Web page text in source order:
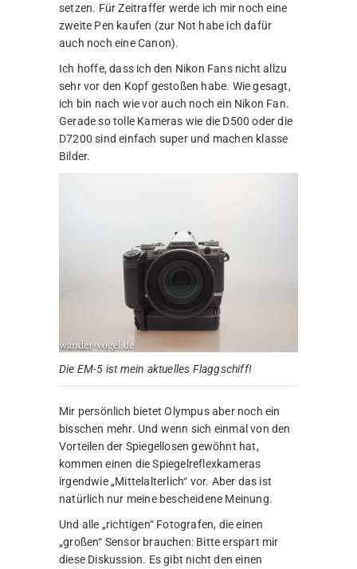
setzen. Für Zeitraffer werde ich mir noch eine
zweite Pen kaufen (zur Not habe ich dafür
auch noch eine Canon).
Ich hoffe, dass ich den Nikon Fans nicht allzu
sehr vor den Kopf gestoßen habe. Wie gesagt,
ich bin nach wie vor auch noch ein Nikon Fan.
Gerade so tolle Kameras wie die D500 oder die
D7200 sind einfach super und machen klasse
Bilder.
Die EM-5 ist mein aktuelles Flaggschiff!
Mir persönlich bietet Olympus aber noch ein
bisschen mehr. Und wenn sich einmal von den
Vorteilen der Spiegellosen gewöhnt hat,
kommen einen die Spiegelreflexkameras
irgendwie „Mittelalterlich“ vor. Aber das ist
natürlich nur meine bescheidene Meinung.
Und alle „richtigen“ Fotografen, die einen
„großen“ Sensor brauchen: Bitte erspart mir
diese Diskussion. Es gibt nicht den einen